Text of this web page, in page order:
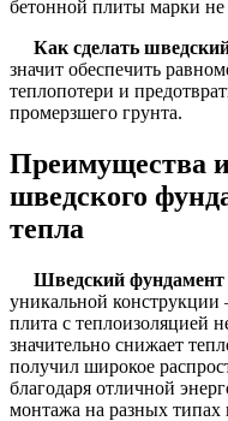
бетонной плиты марки
Как сделать
значит обеспечить
теплопотери и
промерзшего грунта.
Преимущества
шведского
тепла
Шведский фундамент
уникальной
плита с теплоизоляцией
значительно снижает
получил широкое
благодаря отличной
монтажа на разных типах